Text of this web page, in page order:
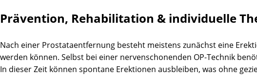
Prävention, Rehabilitation & individuelle
Nach einer Prostataentfernung besteht meistens zunächst eine
werden können. Selbst bei einer nervenschonenden OP-Technik
In dieser Zeit können spontane Erektionen ausbleiben, was ohne